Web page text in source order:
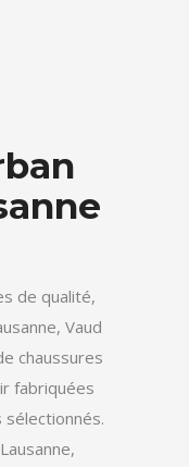
de qualité,
Vaud
chaussures
fabriquées
sélectionnés.